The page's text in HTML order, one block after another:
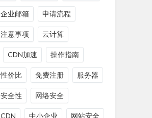
企业邮箱
申请流程
注意事项
云计算
CDN加速
操作指南
性价比 免费注册
服务器
安全性
网络安全